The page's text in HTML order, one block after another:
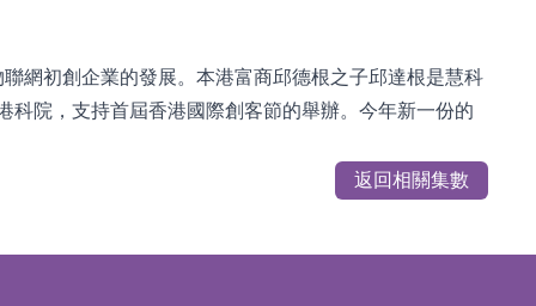
網初創企業的發展。本港富商邱德根之子邱達根是慧科
院，支持首屆香港國際創客節的舉辦。今年新一份的
返回相關集數